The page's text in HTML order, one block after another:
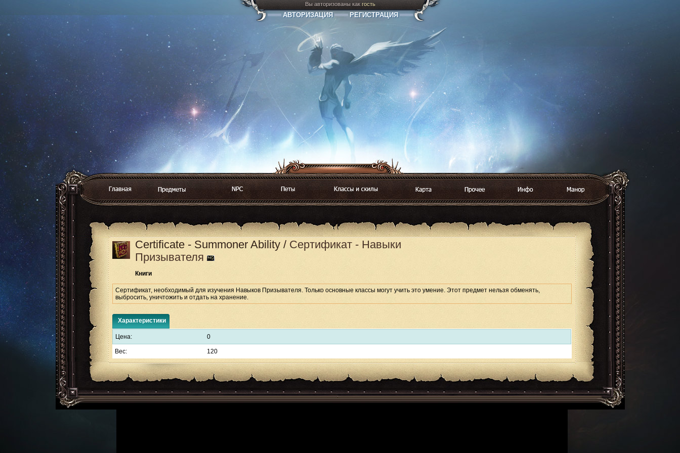
Вы авторизованы как гость
АВТОРИЗАЦИЯ РЕГИСТРАЦИЯ
Certificate - Summoner Ability/ Сертификат - Навыки
Призывателя
Книги
Сертификат, необходимый для изучения Навыков Призывателя. Только основные классы могут учить это умение. Этот предмет нельзя обменять,
выбросить, уничтожить и отдать на хранение.
Характеристики
Цена: 0
Вес: 120